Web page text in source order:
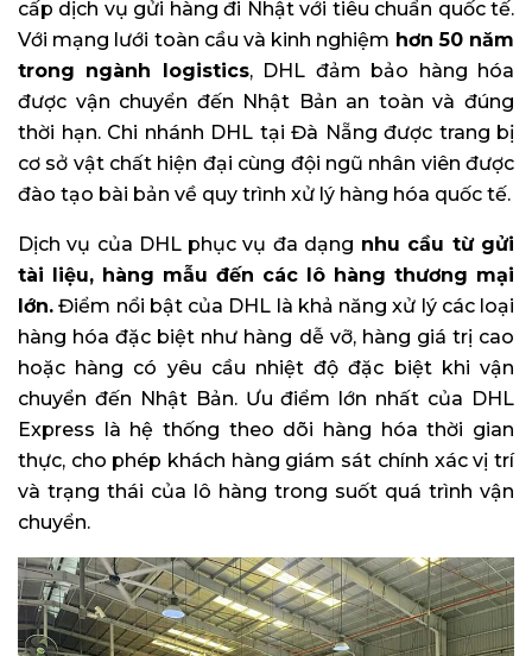
cấp dịch vụ gửi hàng đi Nhật với tiêu chuẩn quốc tế.
Với mạng lưới toàn cầu và kinh nghiệm hơn 50 năm
trong ngành logistics, DHL đảm bảo hàng hóa
được vận chuyển đến Nhật Bản an toàn và đúng
thời hạn. Chi nhánh DHL tại Đà Nẵng được trang bị
cơ sở vật chất hiện đại cùng đội ngũ nhân viên được
đào tạo bài bản về quy trình xử lý hàng hóa quốc tế.
Dịch vụ của DHL phục vụ đa dạng nhu cầu từ gửi
tài liệu, hàng mẫu đến các lô hàng thương mại
lớn. Điểm nổi bật của DHL là khả năng xử lý các loại
hàng hóa đặc biệt như hàng dễ vỡ, hàng giá trị cao
hoặc hàng có yêu cầu nhiệt độ đặc biệt khi vận
chuyển đến Nhật Bản. Ưu điểm lớn nhất của DHL
Express là hệ thống theo dõi hàng hóa thời gian
thực, cho phép khách hàng giám sát chính xác vị trí
và trạng thái của lô hàng trong suốt quá trình vận
chuyển.